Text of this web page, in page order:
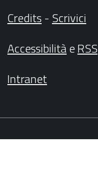
Credits- Scrivici
AccessibilitàeRSS
Intranet